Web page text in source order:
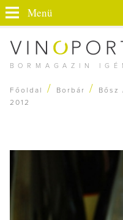
BORMAGAZIN
Menü
Főoldal / Borbár /
Bősz
2012